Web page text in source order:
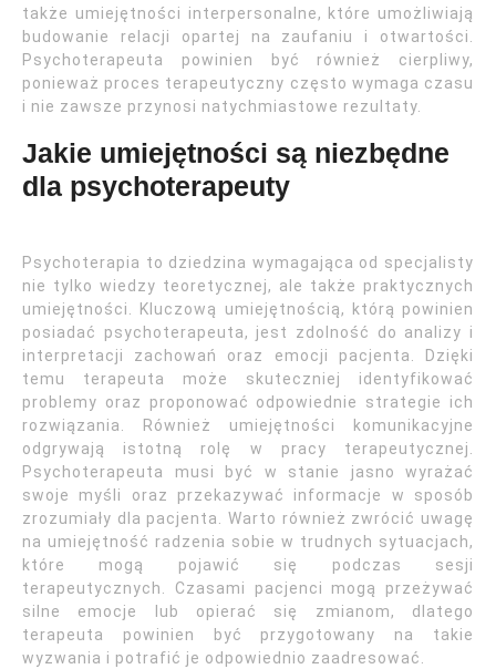
także umiejętności interpersonalne, które umożliwiają
budowanie relacji opartej na zaufaniu i otwartości.
Psychoterapeuta powinien być również cierpliwy,
ponieważ proces terapeutyczny często wymaga czasu
i nie zawsze przynosi natychmiastowe rezultaty.
Jakie umiejętności są niezbędne
dla psychoterapeuty
Psychoterapia to dziedzina wymagająca od specjalisty
nie tylko wiedzy teoretycznej, ale także praktycznych
umiejętności. Kluczową umiejętnością, którą powinien
posiadać psychoterapeuta, jest zdolność do analizy i
interpretacji zachowań oraz emocji pacjenta. Dzięki
temu terapeuta może skuteczniej identyfikować
problemy oraz proponować odpowiednie strategie ich
rozwiązania. Również umiejętności komunikacyjne
odgrywają istotną rolę w pracy terapeutycznej.
Psychoterapeuta musi być w stanie jasno wyrażać
swoje myśli oraz przekazywać informacje w sposób
zrozumiały dla pacjenta. Warto również zwrócić uwagę
na umiejętność radzenia sobie w trudnych sytuacjach,
które mogą pojawić się podczas sesji
terapeutycznych. Czasami pacjenci mogą przeżywać
silne emocje lub opierać się zmianom, dlatego
terapeuta powinien być przygotowany na takie
wyzwania i potrafić je odpowiednio zaadresować.